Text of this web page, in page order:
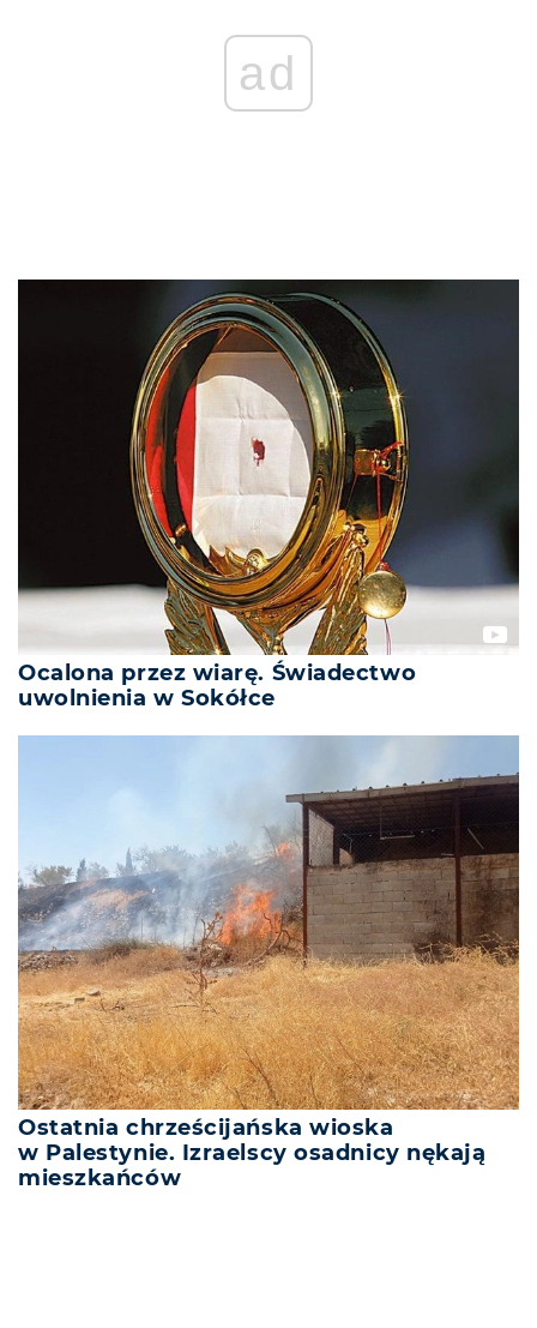
ad
Ocalona przez wiarę. Świadectwo
uwolnienia w Sokółce
Ostatnia chrześcijańska wioska
w Palestynie. Izraelscy osadnicy nękają
mieszkańców